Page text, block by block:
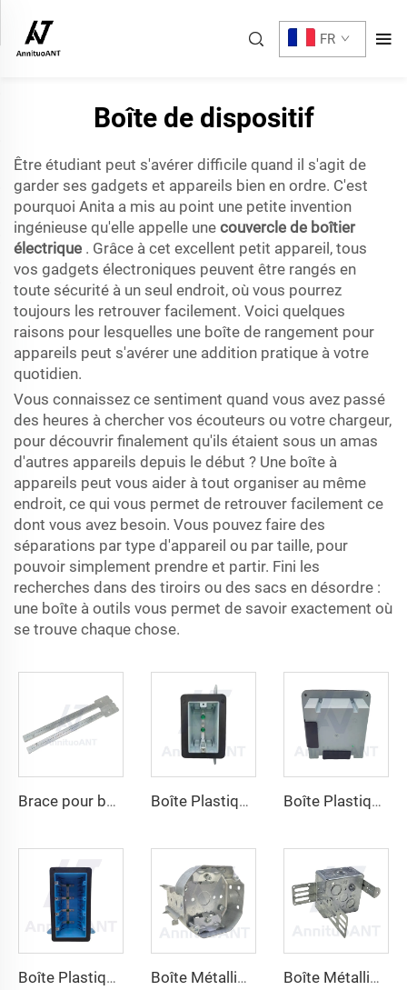
FR
Boîte de dispositif
Être étudiant peut s'avérer difficile quand il s'agit de
garder ses gadgets et appareils bien en ordre. C'est
pourquoi Anita a mis au point une petite invention
ingénieuse qu'elle appelle une couvercle de boîtier
électrique . Grâce à cet excellent petit appareil, tous
vos gadgets électroniques peuvent être rangés en
toute sécurité à un seul endroit, où vous pourrez
toujours les retrouver facilement. Voici quelques
raisons pour lesquelles une boîte de rangement pour
appareils peut s'avérer une addition pratique à votre
quotidien.
Vous connaissez ce sentiment quand vous avez passé
des heures à chercher vos écouteurs ou votre chargeur,
pour découvrir finalement qu'ils étaient sous un amas
d'autres appareils depuis le début ? Une boîte à
appareils peut vous aider à tout organiser au même
endroit, ce qui vous permet de retrouver facilement ce
dont vous avez besoin. Vous pouvez faire des
séparations par type d'appareil ou par taille, pour
pouvoir simplement prendre et partir. Fini les
recherches dans des tiroirs ou des sacs en désordre :
une boîte à outils vous permet de savoir exactement où
se trouve chaque chose.
Brace pour boîte à vis télescopique 24 Boîte Plastique Électrique SLH-1A Boîte Plastique Électrique SLH-6A
Boîte Plastique Électrique SLH-5A Boîte Métallique Électrique ANT 54151-LB Boîte Métallique Électrique 52151-KSSX